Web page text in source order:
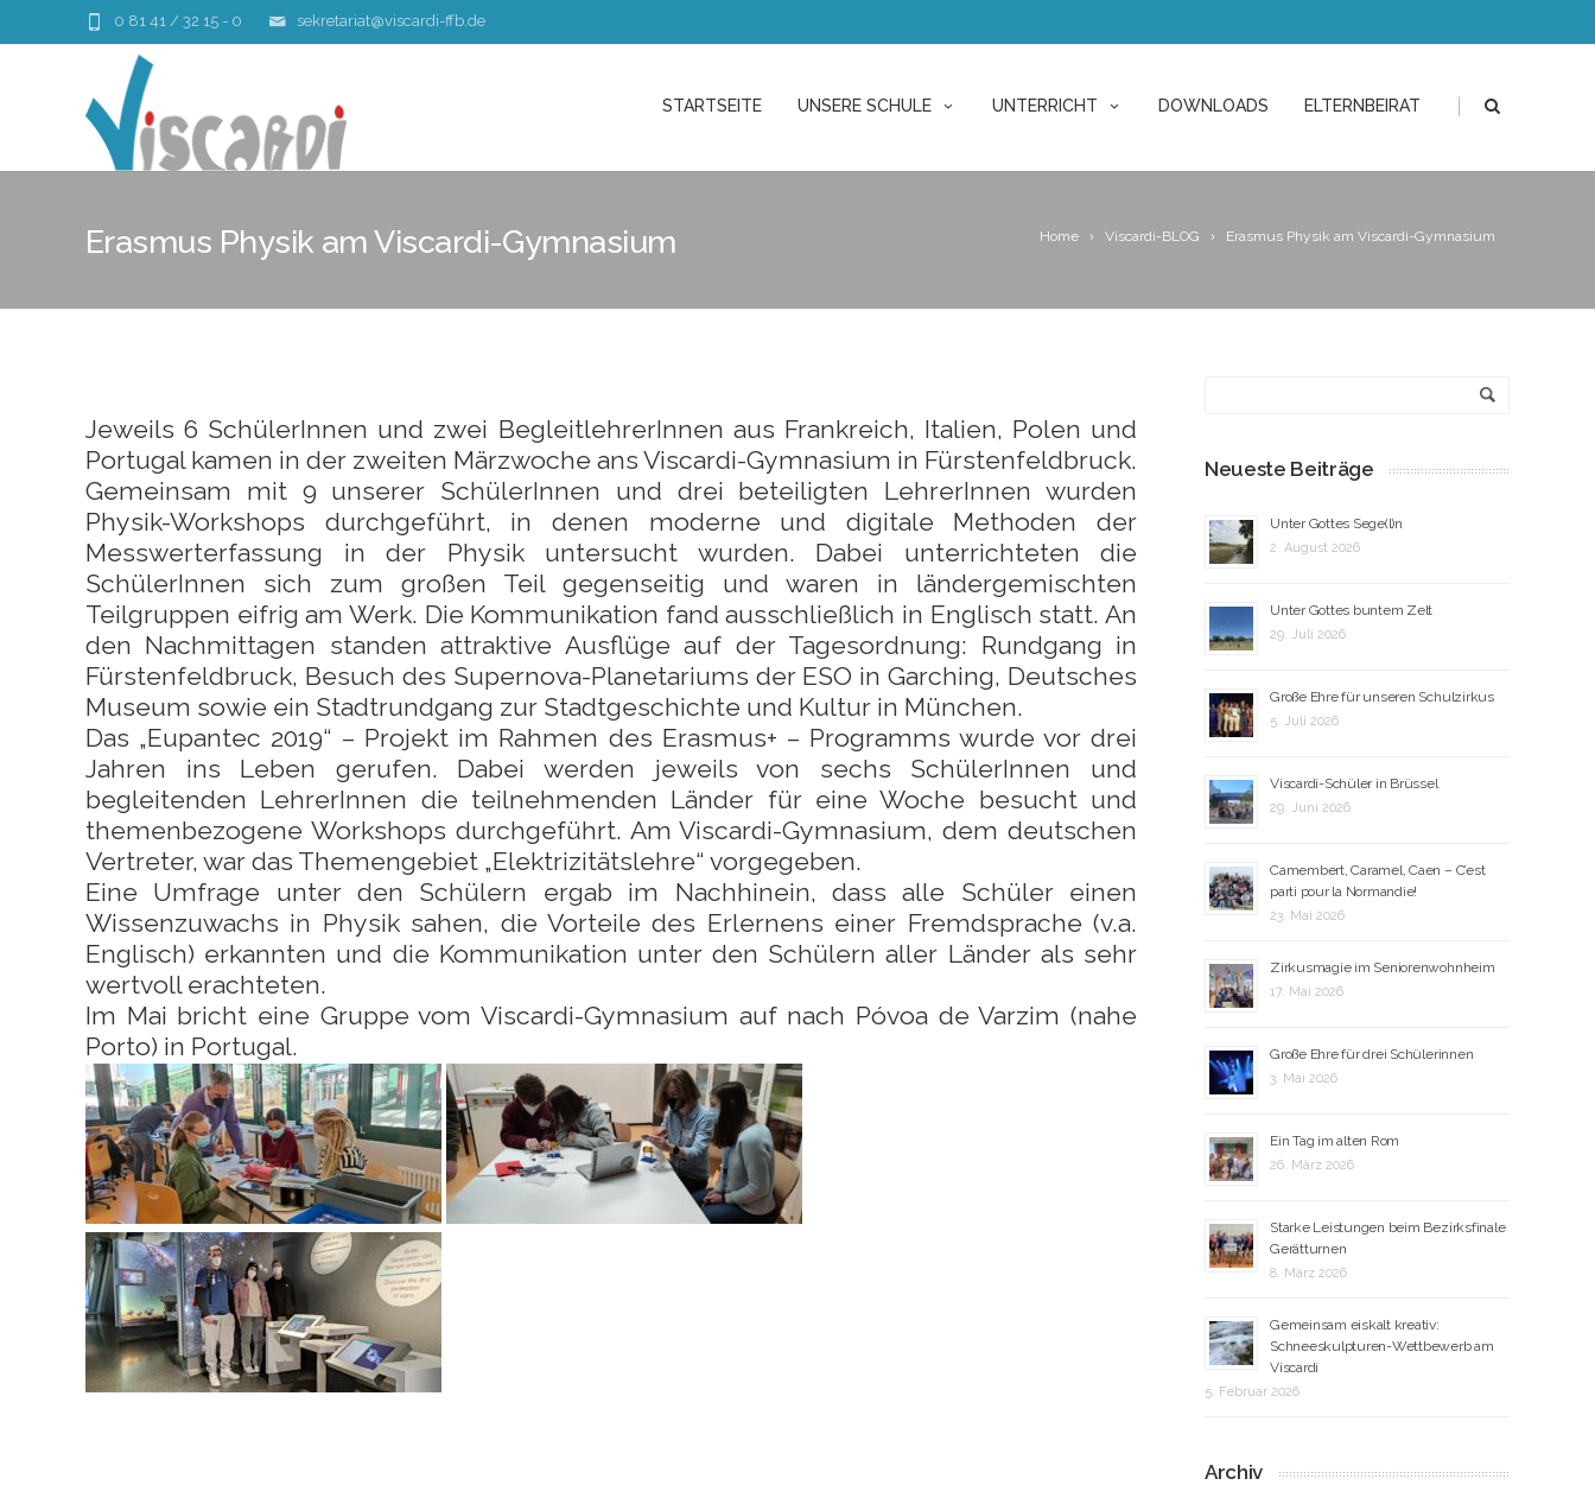
sekretariat@viscardi-ffb.de
0 81 41 / 32 15 - 0
STARTSEITE UNSERE SCHULE UNTERRICHT DOWNLOADS ELTERNBEIRAT |
Home Viscardi-BLOG Erasmus Physik am Viscardi-Gymnasium
Erasmus Physik am Viscardi-Gymnasium
Jeweils 6 SchülerInnen und zwei BegleitlehrerInnen aus Frankreich, Italien, Polen und
Portugal kamen in der zweiten Märzwoche ans Viscardi-Gymnasium in Fürstenfeldbruck.
Gemeinsam mit 9 unserer SchülerInnen und drei beteiligten LehrerInnen wurden
Physik-Workshops durchgeführt, in denen moderne und digitale Methoden der
Messwerterfassung in der Physik untersucht wurden. Dabei unterrichteten die
SchülerInnen sich zum großen Teil gegenseitig und waren in ländergemischten
Teilgruppen eifrig am Werk. Die Kommunikation fand ausschließlich in Englisch statt. An
den Nachmittagen standen attraktive Ausflüge auf der Tagesordnung: Rundgang in
Fürstenfeldbruck, Besuch des Supernova-Planetariums der ESO in Garching, Deutsches
Museum sowie ein Stadtrundgang zur Stadtgeschichte und Kultur in München.
Das „Eupantec 2019“ – Projekt im Rahmen des Erasmus+ – Programms wurde vor drei
Jahren ins Leben gerufen. Dabei werden jeweils von sechs SchülerInnen und
begleitenden LehrerInnen die teilnehmenden Länder für eine Woche besucht und
themenbezogene Workshops durchgeführt. Am Viscardi-Gymnasium, dem deutschen
Vertreter, war das Themengebiet „Elektrizitätslehre“ vorgegeben.
Eine Umfrage unter den Schülern ergab im Nachhinein, dass alle Schüler einen
Wissenzuwachs in Physik sahen, die Vorteile des Erlernens einer Fremdsprache (v.a.
Englisch) erkannten und die Kommunikation unter den Schülern aller Länder als sehr
wertvoll erachteten.
Im Mai bricht eine Gruppe vom Viscardi-Gymnasium auf nach Póvoa de Varzim (nahe
Porto) in Portugal.
Neueste Beiträge
Unter Gottes Sege(l)n
2. August 2026
Unter Gottes buntem Zelt
29. Juli 2026
Große Ehre für unseren Schulzirkus
5. Juli 2026
Viscardi-Schüler in Brüssel
29. Juni 2026
Camembert, Caramel, Caen – C’est
parti pour la Normandie!
23. Mai 2026
Zirkusmagie im Seniorenwohnheim
17. Mai 2026
Große Ehre für drei Schülerinnen
3. Mai 2026
Ein Tag im alten Rom
26. März 2026
Starke Leistungen beim Bezirksfinale
Gerätturnen
8. März 2026
Gemeinsam eiskalt kreativ:
Schneeskulpturen-Wettbewerb am
Viscardi
5. Februar 2026
Archiv